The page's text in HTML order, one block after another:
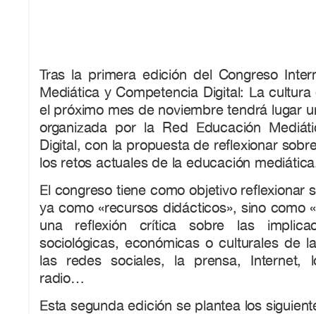
Tras la primera edición del Congreso
Mediática y Competencia Digital: La
el próximo mes de noviembre tendrá lugar
organizada por la Red Educación
Digital, con la propuesta de reflexionar
los retos actuales de la educación
El congreso tiene como objetivo reflexionar
ya como «recursos didácticos», sino como
una reflexión crítica sobre las
sociológicas, económicas o culturales de
las redes sociales, la prensa, Internet,
radio…
Esta segunda edición se plantea los